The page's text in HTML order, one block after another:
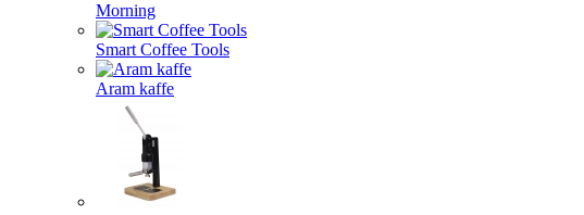
Morning
Smart Coffee Tools
Aram kaffe